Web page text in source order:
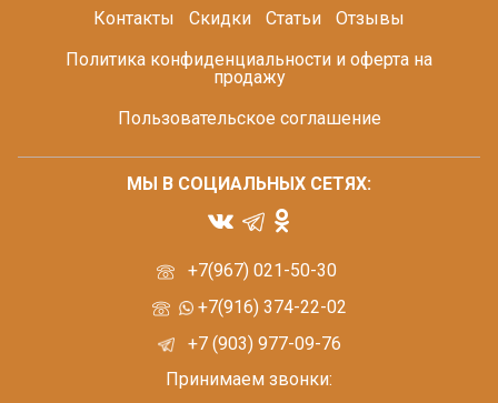
Контакты
Скидки Статьи
Отзывы
Политика конфиденциальности и оферта на
продажу
Пользовательское соглашение
+7(967) 021-50-30
+7(916) 374-22-02
+7 (903) 977-09-76
Принимаем звонки:
МЫ В СОЦИАЛЬНЫХ СЕТЯХ: